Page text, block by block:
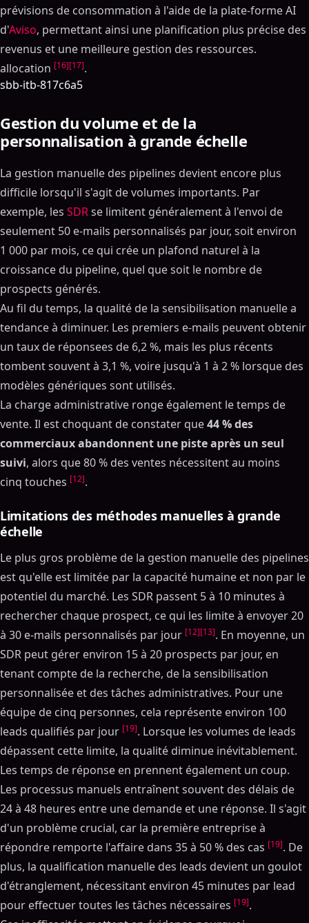
Sommaire
Points clés :
Comment booster vos ventes avec l'automatisation de
AI ? (Guide complet, 2025)
Fonctionnement de la gestion manuelle du pipeline de
ventes
Principales fonctionnalités de la gestion manuelle des
pipelines
Quand les entreprises utilisent des méthodes
manuelles
Fonctionnement de la gestion du pipeline de ventes
basée sur AI
Fonctionnalités principales de AI Gestion des
pipelines
AI Outils en action
Gain de temps et WVitesse du workflow : manuel par
rapport à AI
Comparaison des mesures d'efficacité
Précision et performances de prévision
Taux d'erreur et précision des prévisions
Gestion du volume et de la personnalisation à grande
échelle
prévisions de consommation à l'aide de la plate-forme AI
d'Aviso, permettant ainsi une planification plus précise des
revenus et une meilleure gestion des ressources.
allocation [16][17].
sbb-itb-817c6a5
Gestion du volume et de la
personnalisation à grande échelle
La gestion manuelle des pipelines devient encore plus
difficile lorsqu'il s'agit de volumes importants. Par
exemple, les SDRse limitent généralement à l'envoi de
seulement 50 e-mails personnalisés par jour, soit environ
1 000 par mois, ce qui crée un plafond naturel à la
croissance du pipeline, quel que soit le nombre de
prospects générés.
Au fil du temps, la qualité de la sensibilisation manuelle a
tendance à diminuer. Les premiers e-mails peuvent obtenir
un taux de réponsees de 6,2 %, mais les plus récents
tombent souvent à 3,1 %, voire jusqu'à 1 à 2 % lorsque des
modèles génériques sont utilisés.
La charge administrative ronge également le temps de
vente. Il est choquant de constater que44 % des
commerciaux abandonnent une piste après un seul
suivi, alors que 80 % des ventes nécessitent au moins
cinq touches [12].
Limitations des méthodes manuelles à grande
échelle
Le plus gros problème de la gestion manuelle des pipelines
est qu'elle est limitée par la capacité humaine et non par le
potentiel du marché. Les SDR passent 5 à 10 minutes à
rechercher chaque prospect, ce qui les limite à envoyer 20
à 30 e-mails personnalisés par jour [12][13]. En moyenne, un
SDR peut gérer environ 15 à 20 prospects par jour, en
tenant compte de la recherche, de la sensibilisation
personnalisée et des tâches administratives. Pour une
équipe de cinq personnes, cela représente environ 100
leads qualifiés par jour [19]. Lorsque les volumes de leads
dépassent cette limite, la qualité diminue inévitablement.
Les temps de réponse en prennent également un coup.
Les processus manuels entraînent souvent des délais de
24 à 48 heures entre une demande et une réponse. Il s'agit
d'un problème crucial, car la première entreprise à
répondre remporte l'affaire dans 35 à 50 % des cas [19]. De
plus, la qualification manuelle des leads devient un goulot
d'étranglement, nécessitant environ 45 minutes par lead
pour effectuer toutes les tâches nécessaires [19].